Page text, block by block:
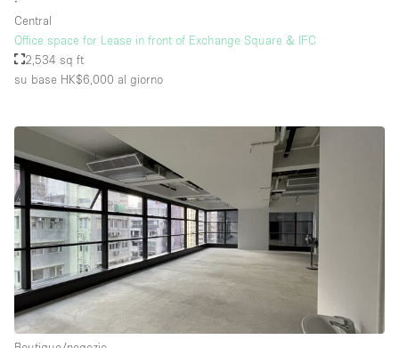
Smoking Area
Soundproof
Terrace
Tetto / Terrazza
Vetrina
Vista incredibile
Water Access
Whitebox / Minimal
Central
Office space for Lease in front of Exchange Square & IFC
2,534 sq ft
su base HK$6,000 al giorno